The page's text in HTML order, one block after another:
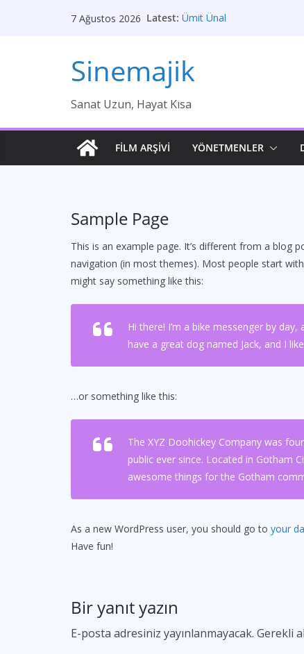
7 Ağustos 2026 Latest: Ümit Ünal
Kırık Bir Aşk Hikayesi
Ümit Efekan
Sinemajik
Sanat Uzun, Hayat Kısa
FİLM ARŞİVİ YÖNETMENLER
Sample Page
This is an example page. It’s different from a blog
navigation (in most themes). Most people start
might say something like this:
Hi there! I’m a bike messenger by
have a great dog named Jack, and I
…or something like this:
The XYZ Doohickey Company was
public ever since. Located in Gotham
awesome things for the Gotham
As a new WordPress user, you should go to your
Have fun!
Bir yanıt yazın
E-posta adresiniz yayınlanmayacak. Gerekli